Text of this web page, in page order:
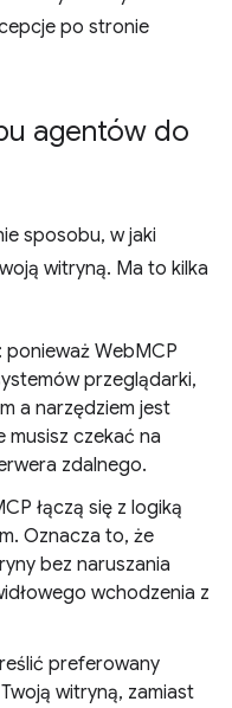
po stronie
agentów do
sposobu, w jaki
witryną. Ma to kilka
: ponieważ WebMCP
przeglądarki,
a narzędziem jest
musisz czekać na
zdalnego.
łączą się z logiką
Oznacza to, że
bez naruszania
wchodzenia z
preferowany
witryną, zamiast